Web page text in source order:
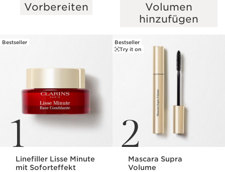
WEITER ZUM INHALT
Vorbereiten
1
Bestseller
Linefiller Lisse Minute
mit Soforteffekt
Volumen
hinzufügen
2
Bestseller
Try it on
Mascara Supra
Volume